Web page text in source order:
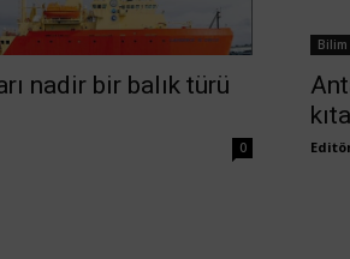
nadir bir balık türü
0